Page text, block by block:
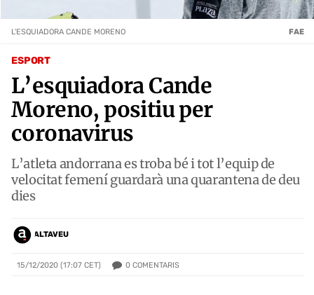
ESPORT
L’esquiadora Cande
Moreno, positiu per
coronavirus
L’atleta andorrana es troba bé i tot l’equip de
velocitat femení guardarà una quarantena de deu
dies
ALTAVEU
15/12/2020 (17:07 CET) 0 COMENTARIS
L'ESQUIADORA CANDE MORENO FAE